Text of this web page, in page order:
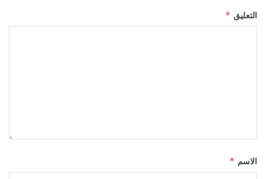
التعليق *
الاسم *